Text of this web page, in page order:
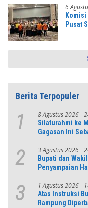
6
Komisi
Pusat
Berita Terpopuler
1 8 Agustus 2026
Silaturahmi ke
Gagasan Ini
2 3 Agustus 2026
Bupati dan
Penyampaian
3 1 Agustus 2026
Atas Instruksi
Rampung